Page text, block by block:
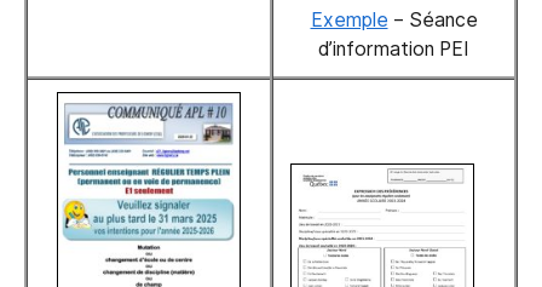
Exemple – Séance
d’information PEI